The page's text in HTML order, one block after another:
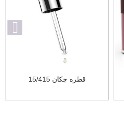
قطره چکان 15/415